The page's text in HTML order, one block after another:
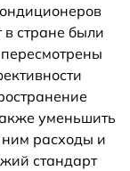
в стране были
уменьшить
ним расходы и
стандарт